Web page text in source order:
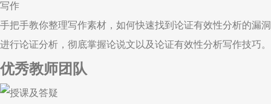
写作
手把手教你整理写作素材，如何快速找到论证有效性分析的漏洞
进行论证分析，彻底掌握论说文以及论证有效性分析写作技巧。
优秀教师团队